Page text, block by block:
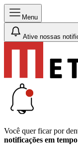
Menu
Ative nossas
Você quer ficar por
notificações em